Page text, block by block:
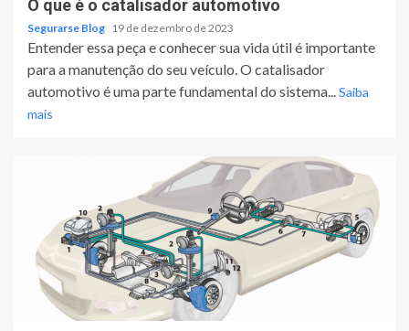
O que é o catalisador automotivo
Segurarse Blog 19 de dezembro de 2023
Entender essa peça e conhecer sua vida útil é importante
para a manutenção do seu veículo. O catalisador
automotivo é uma parte fundamental do sistema...Saiba
mais